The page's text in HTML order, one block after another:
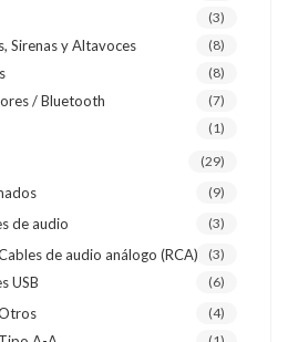
(3)
Sirenas y Altavoces (8)
(8)
/ Bluetooth (7)
(1)
(29)
(9)
de audio (3)
de audio análogo (RCA) (3)
USB (6)
(4)